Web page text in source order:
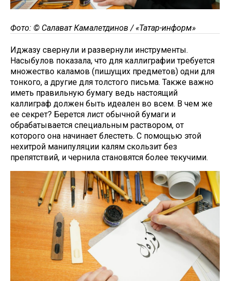
Фото: © Салават Камалетдинов / «Татар-информ»
Иджазу свернули и развернули инструменты.
Насыбулов показала, что для каллиграфии требуется
множество каламов (пишущих предметов) одни для
тонкого, а другие для толстого письма. Также важно
иметь правильную бумагу ведь настоящий
каллиграф должен быть идеален во всем. В чем же
ее секрет? Берется лист обычной бумаги и
обрабатывается специальным раствором, от
которого она начинает блестеть. С помощью этой
нехитрой манипуляции калям скользит без
препятствий, и чернила становятся более текучими.